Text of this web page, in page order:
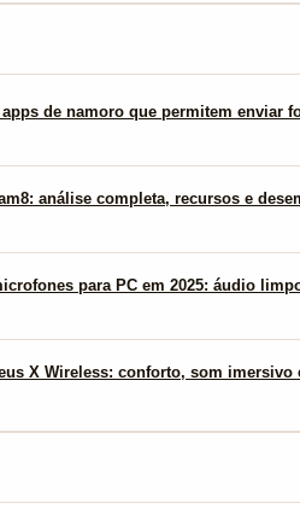
de namoro que permitem enviar
análise completa, recursos e
para PC em 2025: áudio
X Wireless: conforto, som